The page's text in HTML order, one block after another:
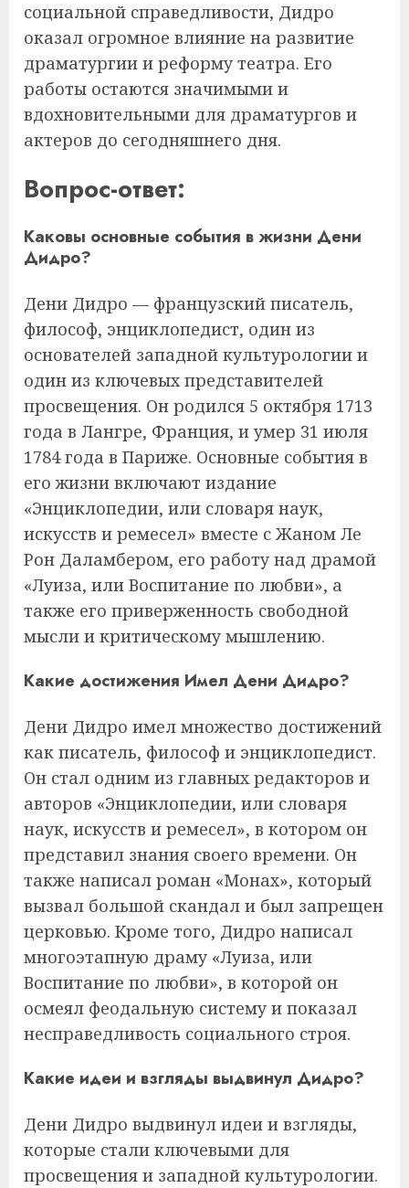
социальной справедливости, Дидро
оказал огромное влияние на развитие
драматургии и реформу театра. Его
работы остаются значимыми и
вдохновительными для драматургов и
актеров до сегодняшнего дня.
Вопрос-ответ:
Каковы основные события в жизни Дени
Дидро?
Дени Дидро — французский писатель,
философ, энциклопедист, один из
основателей западной культурологии и
один из ключевых представителей
просвещения. Он родился 5 октября 1713
года в Лангре, Франция, и умер 31 июля
1784 года в Париже. Основные события в
его жизни включают издание
«Энциклопедии, или словаря наук,
искусств и ремесел» вместе с Жаном Ле
Рон Даламбером, его работу над драмой
«Луиза, или Воспитание по любви», а
также его приверженность свободной
мысли и критическому мышлению.
Какие достижения Имел Дени Дидро?
Дени Дидро имел множество достижений
как писатель, философ и энциклопедист.
Он стал одним из главных редакторов и
авторов «Энциклопедии, или словаря
наук, искусств и ремесел», в котором он
представил знания своего времени. Он
также написал роман «Монах», который
вызвал большой скандал и был запрещен
церковью. Кроме того, Дидро написал
многоэтапную драму «Луиза, или
Воспитание по любви», в которой он
осмеял феодальную систему и показал
несправедливость социального строя.
Какие идеи и взгляды выдвинул Дидро?
Дени Дидро выдвинул идеи и взгляды,
которые стали ключевыми для
просвещения и западной культурологии.